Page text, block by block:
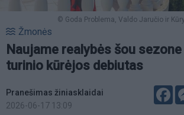
© Goda Problema, Valdo Jaručio ir
Žmonės
Naujame realybės šou
turinio kūrėjos debiutas
Pranešimas žiniasklaidai
2026-06-17 13:09